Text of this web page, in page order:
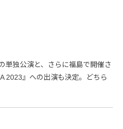
単独公演と、さらに福島で開催さ
2023』への出演も決定。どちら